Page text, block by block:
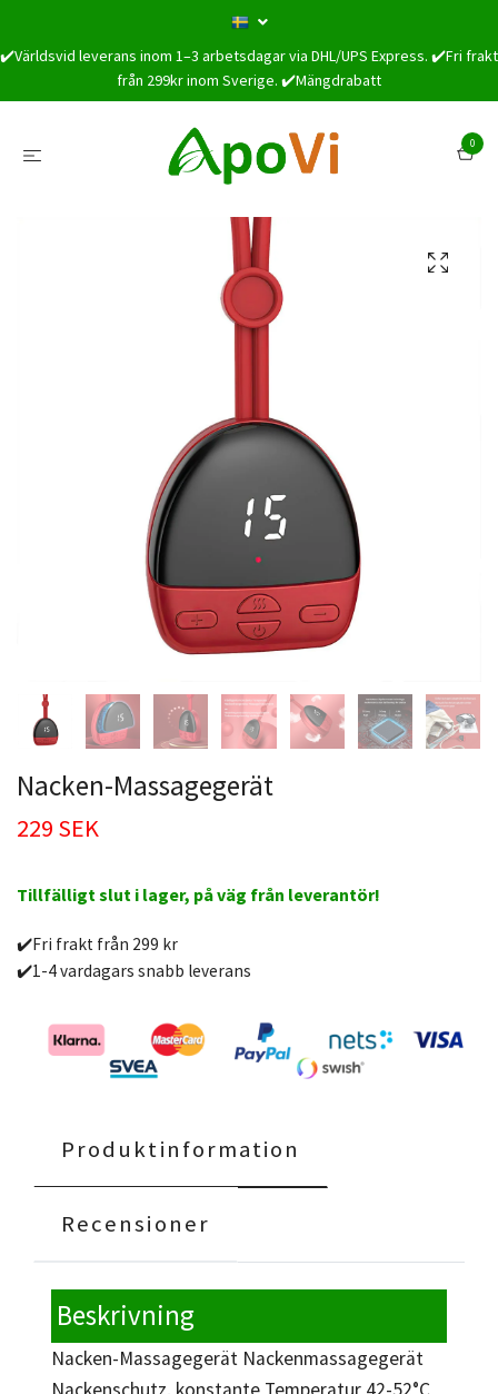
✔️Världsvid leverans inom 1–3 arbetsdagar via DHL/UPS Express. ✔️Fri frakt
från 299kr inom Sverige. ✔️Mängdrabatt
0
Nacken-Massagegerät
229 SEK
Tillfälligt slut i lager, på väg från leverantör!
✔️Fri frakt från 299 kr
✔️1-4 vardagars snabb leverans
Produktinformation
Recensioner
Beskrivning
Nacken-Massagegerät Nackenmassagegerät